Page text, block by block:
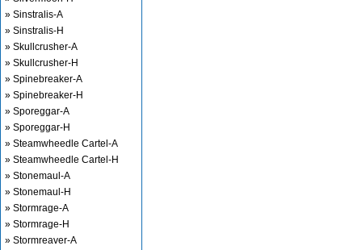
» Sinstralis-A
» Sinstralis-H
» Skullcrusher-A
» Skullcrusher-H
» Spinebreaker-A
» Spinebreaker-H
» Sporeggar-A
» Sporeggar-H
» Steamwheedle Cartel-A
» Steamwheedle Cartel-H
» Stonemaul-A
» Stonemaul-H
» Stormrage-A
» Stormrage-H
» Stormreaver-A